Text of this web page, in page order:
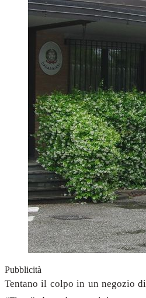
Pubblicità
Tentano il colpo in un negozio